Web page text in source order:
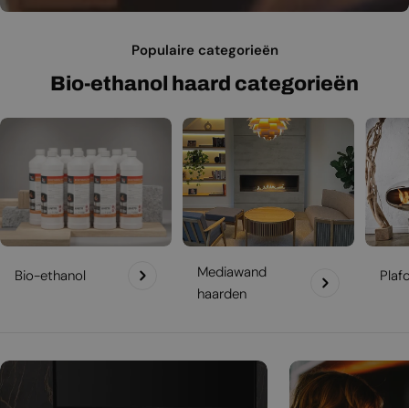
Populaire categorieën
Bio-ethanol haard categorieën
Bio-ethanol
Mediawand
haarden